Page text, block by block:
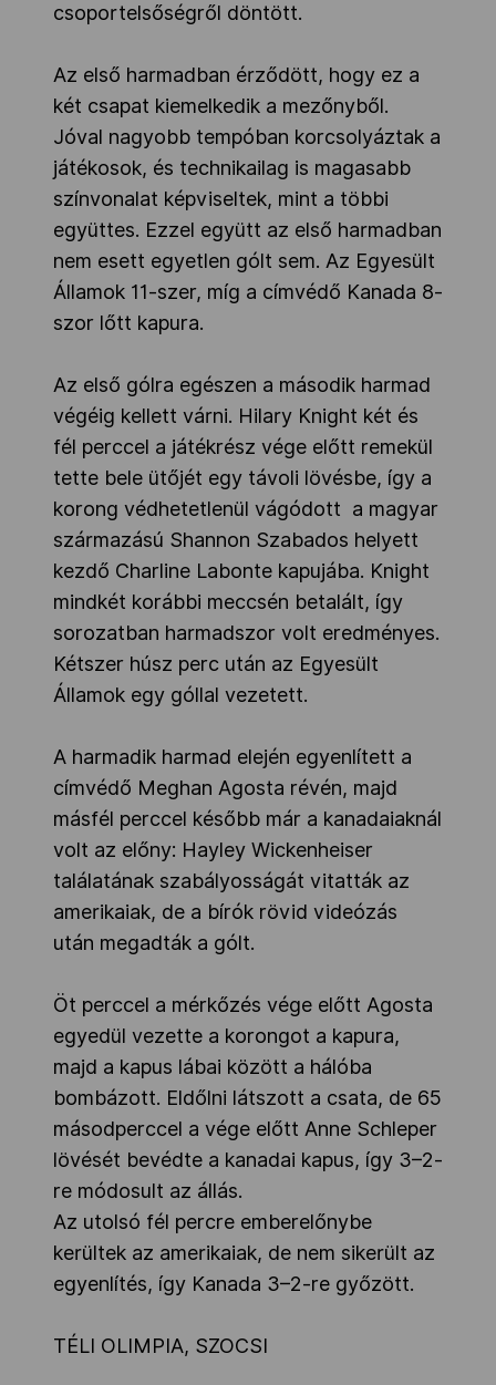
csoportelsőségről döntött.
Az első harmadban érződött, hogy ez a
két csapat kiemelkedik a mezőnyből.
Jóval nagyobb tempóban korcsolyáztak a
játékosok, és technikailag is magasabb
színvonalat képviseltek, mint a többi
együttes. Ezzel együtt az első harmadban
nem esett egyetlen gólt sem. Az Egyesült
Államok 11-szer, míg a címvédő Kanada 8-
szor lőtt kapura.
Az első gólra egészen a második harmad
végéig kellett várni. Hilary Knight két és
fél perccel a játékrész vége előtt remekül
tette bele ütőjét egy távoli lövésbe, így a
korong védhetetlenül vágódott a magyar
származású Shannon Szabados helyett
kezdő Charline Labonte kapujába. Knight
mindkét korábbi meccsén betalált, így
sorozatban harmadszor volt eredményes.
Kétszer húsz perc után az Egyesült
Államok egy góllal vezetett.
A harmadik harmad elején egyenlített a
címvédő Meghan Agosta révén, majd
másfél perccel később már a kanadaiaknál
volt az előny: Hayley Wickenheiser
találatának szabályosságát vitatták az
amerikaiak, de a bírók rövid videózás
után megadták a gólt.
Öt perccel a mérkőzés vége előtt Agosta
egyedül vezette a korongot a kapura,
majd a kapus lábai között a hálóba
bombázott. Eldőlni látszott a csata, de 65
másodperccel a vége előtt Anne Schleper
lövését bevédte a kanadai kapus, így 3–2-
re módosult az állás.
Az utolsó fél percre emberelőnybe
kerültek az amerikaiak, de nem sikerült az
egyenlítés, így Kanada 3–2-re győzött.
TÉLI OLIMPIA, SZOCSI